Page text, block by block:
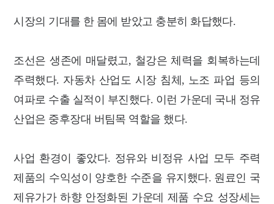
시장의 기대를 한 몸에 받았고 충분히 화답했다.
조선은 생존에 매달렸고, 철강은 체력을 회복하는데
주력했다. 자동차 산업도 시장 침체, 노조 파업 등의
여파로 수출 실적이 부진했다. 이런 가운데 국내 정유
산업은 중후장대 버팀목 역할을 했다.
사업 환경이 좋았다. 정유와 비정유 사업 모두 주력
제품의 수익성이 양호한 수준을 유지했다. 원료인 국
제유가가 하향 안정화된 가운데 제품 수요 성장세는